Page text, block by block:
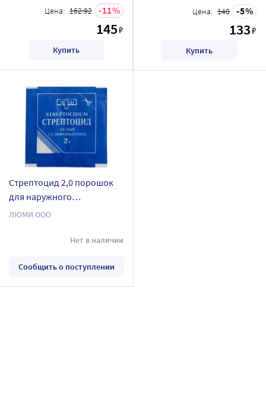
Цена: 162.92 11
145₽
Купить
Цена: 140 5
133₽
Купить
Стрептоцид 2,0 порошок
для наружного
применения
ЛЮМИ ООО
Нет в наличии
Сообщить о поступлении